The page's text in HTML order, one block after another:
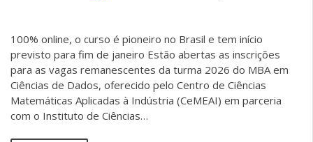
100% online, o curso é pioneiro no Brasil e tem início
previsto para fim de janeiro Estão abertas as inscrições
para as vagas remanescentes da turma 2026 do MBA em
Ciências de Dados, oferecido pelo Centro de Ciências
Matemáticas Aplicadas à Indústria (CeMEAI) em parceria
com o Instituto de Ciências…